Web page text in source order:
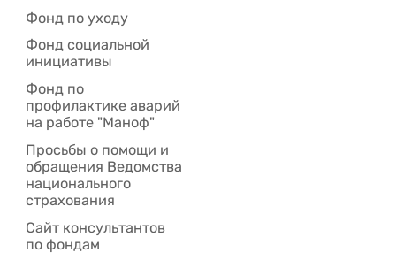
Фонд по уходу
Фонд социальной
инициативы
Фонд по
профилактике аварий
на работе "Маноф"
Просьбы о помощи и
обращения Ведомства
национального
страхования
Сайт консультантов
по фондам